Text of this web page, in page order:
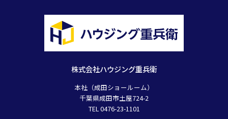
株式会社ハウジング重兵衛
本社（成田ショールーム）
千葉県成田市土屋724-2
TEL 0476-23-1101